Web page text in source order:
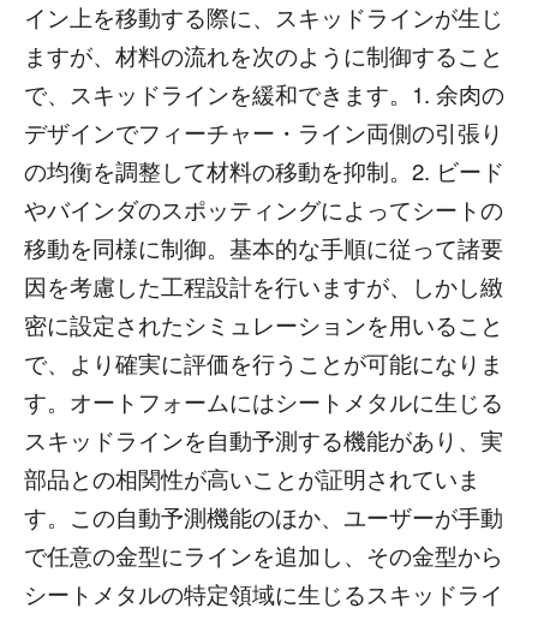
イン上を移動する際に、スキッドラインが生じ
ますが、材料の流れを次のように制御すること
で、スキッドラインを緩和できます。1. 余肉の
デザインでフィーチャー・ライン両側の引張り
の均衡を調整して材料の移動を抑制。2. ビード
やバインダのスポッティングによってシートの
移動を同様に制御。基本的な手順に従って諸要
因を考慮した工程設計を行いますが、しかし緻
密に設定されたシミュレーションを用いること
で、より確実に評価を行うことが可能になりま
す。オートフォームにはシートメタルに生じる
スキッドラインを自動予測する機能があり、実
部品との相関性が高いことが証明されていま
す。この自動予測機能のほか、ユーザーが手動
で任意の金型にラインを追加し、その金型から
シートメタルの特定領域に生じるスキッドライ